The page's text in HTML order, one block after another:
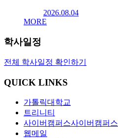
2026.08.04
MORE
학사일정
전체 학사일정 확인하기
QUICK LINKS
가톨릭대학교
트리니티
사이버캠퍼스사이버캠퍼스
웹메일